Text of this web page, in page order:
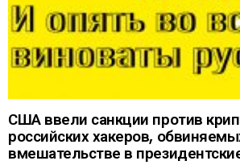
США ввели санкции против
российских хакеров,
вмешательстве в